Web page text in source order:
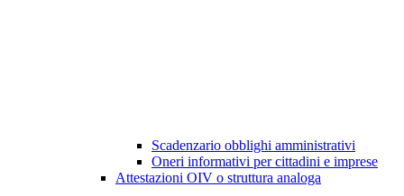
Scadenzario obblighi amministrativi
Oneri informativi per cittadini e imprese
Attestazioni OIV o struttura analoga